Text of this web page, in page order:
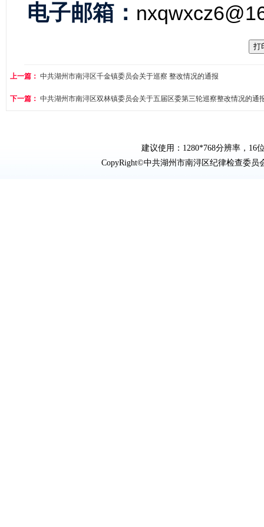
电子邮箱：
上一篇： 中共湖州市南浔区千金镇委员会关于巡察 整改情况的通报
下一篇： 中共湖州市南浔区双林镇委员会关于五届区委第三轮巡察整改情况的通
建议使用：1280*768分辨率，16
CopyRight©中共湖州市南浔区纪律检查委